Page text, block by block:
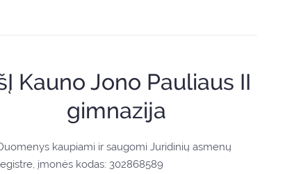
Kauno Jono Pauliaus II
gimnazija
kaupiami ir saugomi Juridinių asmenų
įmonės kodas: 302868589